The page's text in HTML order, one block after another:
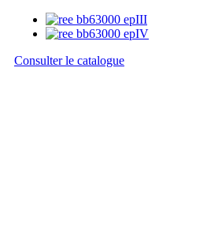
Consulter le catalogue